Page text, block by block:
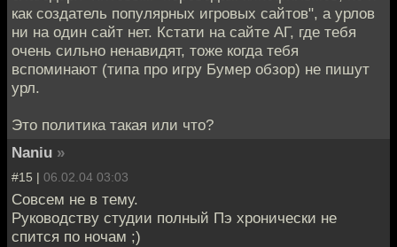
как создатель популярных игровых сайтов", а урлов
ни на один сайт нет. Кстати на сайте АГ, где тебя
очень сильно ненавидят, тоже когда тебя
вспоминают (типа про игру Бумер обзор) не пишут
урл.
Это политика такая или что?
Naniu »
#15 | 06.02.04 03:03
Совсем не в тему.
Руководству студии полный Пэ хронически не
спится по ночам ;)